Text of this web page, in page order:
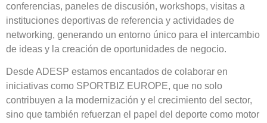
conferencias, paneles de discusión, workshops, visitas a
instituciones deportivas de referencia y actividades de
networking, generando un entorno único para el intercambio
de ideas y la creación de oportunidades de negocio.
Desde ADESP estamos encantados de colaborar en
iniciativas como SPORTBIZ EUROPE, que no solo
contribuyen a la modernización y el crecimiento del sector,
sino que también refuerzan el papel del deporte como motor